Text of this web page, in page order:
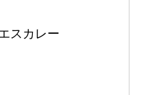
スカレー